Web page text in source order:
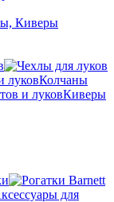
Колчаны
Киверы
для